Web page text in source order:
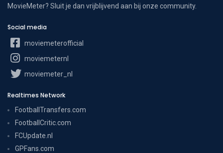
MovieMeter? Sluit je dan vrijblijvend aan bij onze community.
Social media
moviemeterofficial
moviemeternl
moviemeter_nl
Realtimes Network
FootballTransfers.com
FootballCritic.com
FCUpdate.nl
GPFans.com